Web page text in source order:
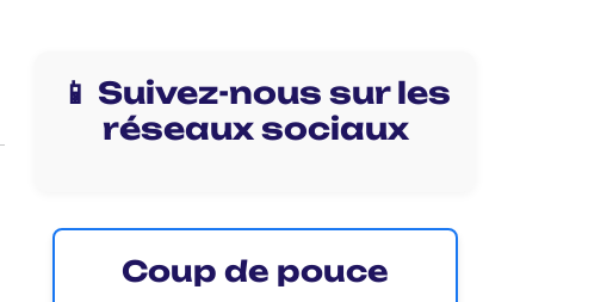
📱 Suivez-nous sur les
réseaux sociaux
Coup de pouce